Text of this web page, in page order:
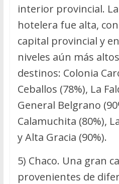
interior provincial.
hotelera fue alta,
capital provincial y
niveles aún más
destinos: Colonia
Ceballos (78%), La
General Belgrano
Calamuchita (80%),
y Alta Gracia (90%).
5) Chaco. Una gran
provenientes de